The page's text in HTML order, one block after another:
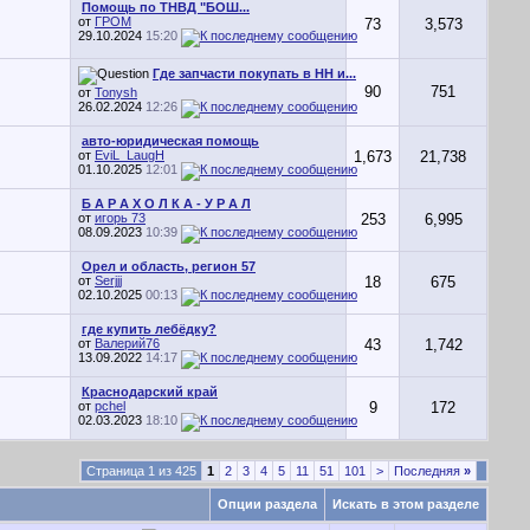
Помощь по ТНВД "БОШ...
от ГРОМ
29.10.2024 15:20
73 3,573
Где запчасти покупать в НН и...
от Tonysh
26.02.2024 12:26
90 751
авто-юридическая помощь
от EviL_LaugH
01.10.2025 12:01
1,673 21,738
Б А Р А Х О Л К А - У Р А Л
от игорь 73
08.09.2023 10:39
253 6,995
Орел и область, регион 57
от Serjjj
02.10.2025 00:13
18 675
где купить лебёдку?
от Валерий76
13.09.2022 14:17
43 1,742
Краснодарский край
от pchel
02.03.2023 18:10
9 172
Страница 1 из 425 1 2 3 4 5 11 51 101 > Последняя »
Опции раздела Искать в этом разделе